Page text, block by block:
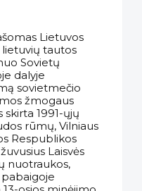
Lietuvos
lietuvių tautos
Sovietų
dalyje
sovietmečio
žmogaus
skirta 1991-ųjų
rūmų, Vilniaus
Respublikos
Laisvės
nuotraukos,